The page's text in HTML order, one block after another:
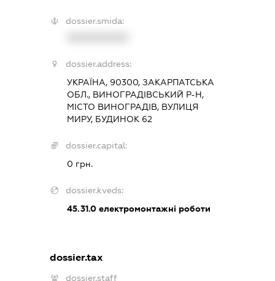
dossier.smida:
dossier.address:
УКРАЇНА, 90300, ЗАКАРПАТСЬКА
ОБЛ., ВИНОГРАДІВСЬКИЙ Р-Н,
МІСТО ВИНОГРАДІВ, ВУЛИЦЯ
МИРУ, БУДИНОК 62
dossier.capital:
0 грн.
dossier.kveds:
45.31.0електромонтажні роботи
dossier.tax
dossier.staff